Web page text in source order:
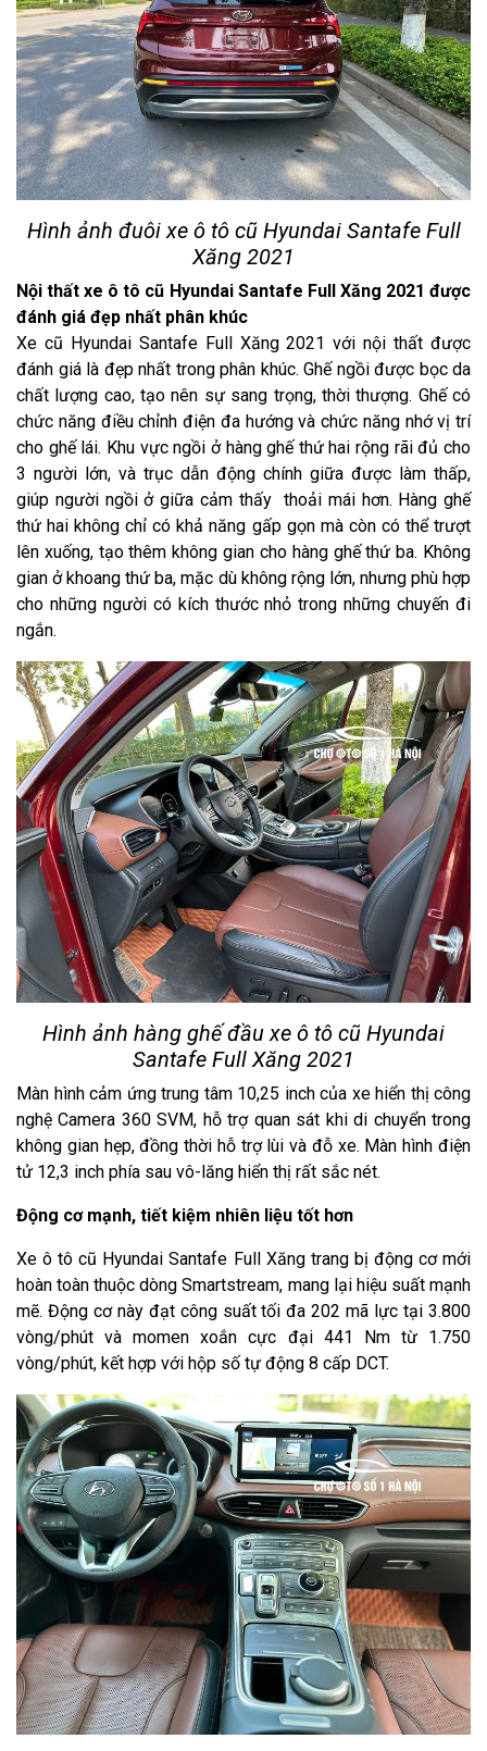
Hình ảnh đuôi xe ô tô cũ Hyundai Santafe Full
Xăng 2021
Nội thất xe ô tô cũ Hyundai Santafe Full Xăng 2021 được
đánh giá đẹp nhất phân khúc
Xe cũ Hyundai Santafe Full Xăng 2021 với nội thất được
đánh giá là đẹp nhất trong phân khúc. Ghế ngồi được bọc da
chất lượng cao, tạo nên sự sang trọng, thời thượng. Ghế có
chức năng điều chỉnh điện đa hướng và chức năng nhớ vị trí
cho ghế lái. Khu vực ngồi ở hàng ghế thứ hai rộng rãi đủ cho
3 người lớn, và trục dẫn động chính giữa được làm thấp,
giúp người ngồi ở giữa cảm thấy thoải mái hơn. Hàng ghế
thứ hai không chỉ có khả năng gấp gọn mà còn có thể trượt
lên xuống, tạo thêm không gian cho hàng ghế thứ ba. Không
gian ở khoang thứ ba, mặc dù không rộng lớn, nhưng phù hợp
cho những người có kích thước nhỏ trong những chuyến đi
ngắn.
Hình ảnh hàng ghế đầu xe ô tô cũ Hyundai
Santafe Full Xăng 2021
Màn hình cảm ứng trung tâm 10,25 inch của xe hiển thị công
nghệ Camera 360 SVM, hỗ trợ quan sát khi di chuyển trong
không gian hẹp, đồng thời hỗ trợ lùi và đỗ xe. Màn hình điện
tử 12,3 inch phía sau vô-lăng hiển thị rất sắc nét.
Động cơ mạnh, tiết kiệm nhiên liệu tốt hơn
Xe ô tô cũ Hyundai Santafe Full Xăng trang bị động cơ mới
hoàn toàn thuộc dòng Smartstream, mang lại hiệu suất mạnh
mẽ. Động cơ này đạt công suất tối đa 202 mã lực tại 3.800
vòng/phút và momen xoắn cực đại 441 Nm từ 1.750
vòng/phút, kết hợp với hộp số tự động 8 cấp DCT.